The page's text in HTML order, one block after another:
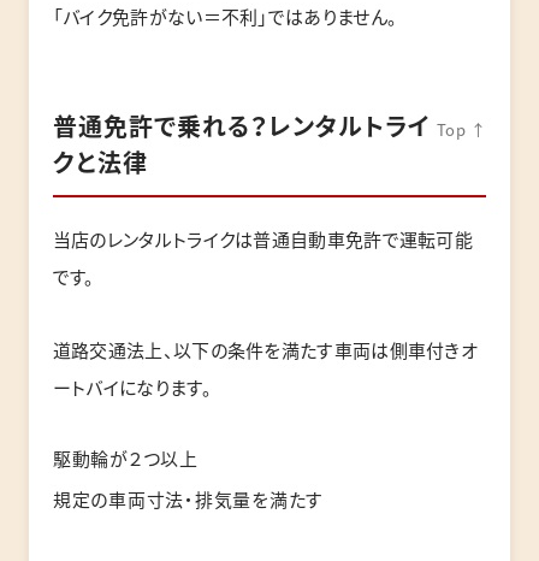
「バイク免許がない＝不利」ではありません。
普通免許で乗れる？レンタルトライ
クと法律
Top ↑
当店のレンタルトライクは普通自動車免許で運転可能
です。
道路交通法上、以下の条件を満たす車両は側車付きオ
ートバイになります。
駆動輪が２つ以上
規定の車両寸法・排気量を満たす